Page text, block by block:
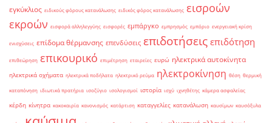
εγκύκλιος ειδικούς φόρους κατανάλωσης ειδικός φόρος κατανάλωσης εισροών
εκροών εισφορά αλληλεγγύης εισφορές εμπάργκο εμπρησμός εμπόριο ενεργειακή κρίση
ενισχύσεις επίδομα θέρμανσης επενδύσεις επιδοτήσεις επιδότηση
επιθεώρηση επικουρικό επιμέτρηση εταιρείες ευρώ ηλεκτρικά αυτοκίνητα
ηλεκτρικά οχήματα ηλεκτρικά ποδήλατα ηλεκτρικό ρεύμα ηλεκτροκίνηση θέση θερμική
καταπόνηση ιδιωτικά πρατήρια ισοζύγιο ισολογισμοί ιστορία ισχύ ιχνηθέτης κάμερα ασφαλείας
κέρδη κίνητρα κακοκαιρία κανονισμός κατάρτιση καταγγελίες κατανάλωση καυσίμων καυσόξυλα